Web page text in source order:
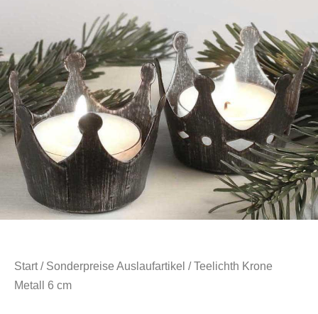
Start/ Sonderpreise Auslaufartikel / Teelichth Krone
Metall 6 cm